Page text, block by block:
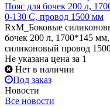
Пояс для бочек 200 л,
0-130 С, провод 1500 мм
RxM_Боковые
бочек 200 л, 1700*145
силиконовый провод
Не указана цена за 1
Нет в наличии
Под заказ
Новости
Все новости